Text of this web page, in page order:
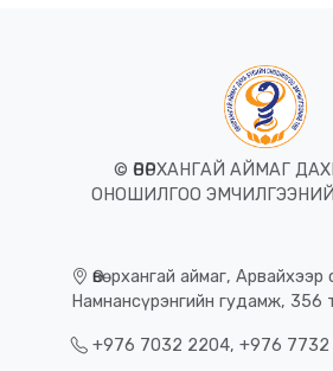
© ӨВӨРХАНГАЙ АЙМАГ
ОНОШИЛГОО ЭМЧИЛГЭЭНИЙ
Өвөрхангай аймаг, Арвайхээр
Намнансүрэнгийн гудамж, 356
+976 7032 2204, +976 7732